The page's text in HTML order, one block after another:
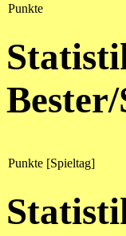
Punkte
Punkte [Spieltag]